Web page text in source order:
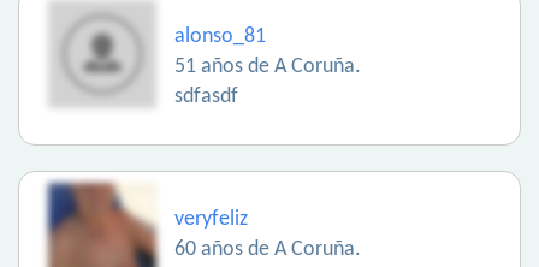
alonso_81
51 años de A Coruña.
sdfasdf
veryfeliz
60 años de A Coruña.